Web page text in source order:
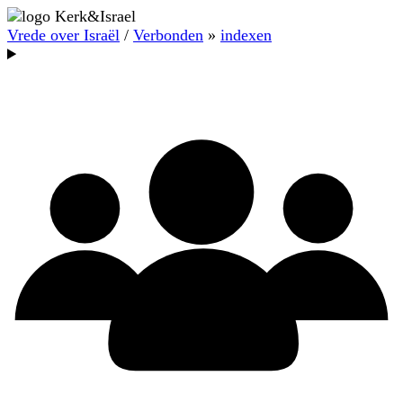
Vrede over Israël / Verbonden » indexen